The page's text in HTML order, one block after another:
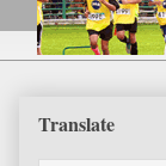
Translate